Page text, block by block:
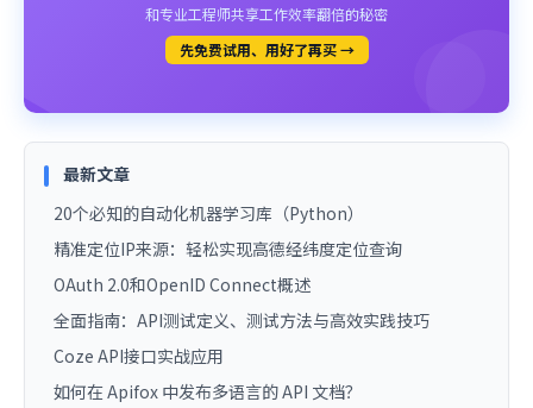
和专业工程师共享工作效率翻倍的秘密
先免费试用、用好了再买 →
最新文章
20个必知的自动化机器学习库（Python）
精准定位IP来源：轻松实现高德经纬度定位查询
OAuth 2.0和OpenID Connect概述
全面指南：API测试定义、测试方法与高效实践技巧
Coze API接口实战应用
如何在 Apifox 中发布多语言的 API 文档？